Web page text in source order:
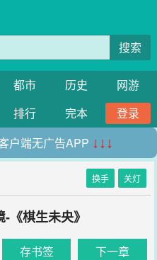
搜索
都市 历史
网游
排行 完本
登录
户端无广告APP ↓↓↓
换手 关灯
《棋生未央》
存书签 下一章